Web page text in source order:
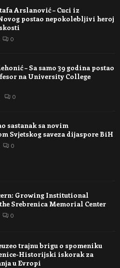
Arslanović – Cuci iz
postao nepokolebljivi heroj
0
– Sa samo 39 godina postao
na University College
0
sastanak sa novim
Svjetskog saveza dijaspore BiH
0
Growing Institutional
Srebrenica Memorial Center
0
trajnu brigu o spomeniku
Historijski iskorak za
u Evropi